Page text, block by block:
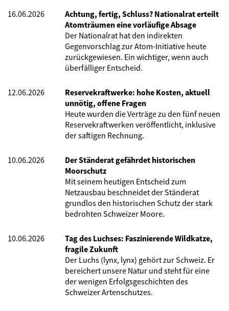
16.06.2026
Achtung, fertig, Schluss? Nationalrat erteilt
Atomträumen eine vorläufige Absage
Der Nationalrat hat den indirekten
Gegenvorschlag zur Atom-Initiative heute
zurückgewiesen. Ein wichtiger, wenn auch
überfälliger Entscheid.
12.06.2026
Reservekraftwerke: hohe Kosten, aktuell
unnötig, offene Fragen
Heute wurden die Verträge zu den fünf neuen
Reservekraftwerken veröffentlicht, inklusive
der saftigen Rechnung.
10.06.2026
Der Ständerat gefährdet historischen
Moorschutz
Mit seinem heutigen Entscheid zum
Netzausbau beschneidet der Ständerat
grundlos den historischen Schutz der stark
bedrohten Schweizer Moore.
10.06.2026
Tag des Luchses: Faszinierende Wildkatze,
fragile Zukunft
Der Luchs (lynx, lynx) gehört zur Schweiz. Er
bereichert unsere Natur und steht für eine
der wenigen Erfolgsgeschichten des
Schweizer Artenschutzes.